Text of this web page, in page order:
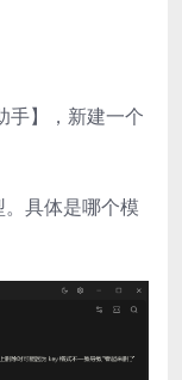
手】，新建一个
具体是哪个模